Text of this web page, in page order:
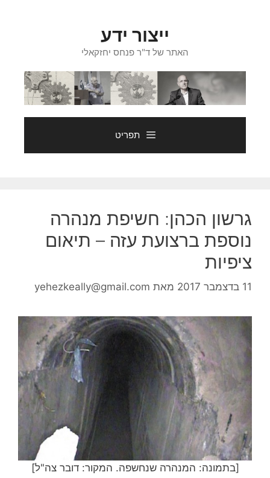
ייצור ידע
האתר של ד"ר פנחס יחזקאלי
תפריט
גרשון הכהן: חשיפת מנהרה
נוספת ברצועת עזה – תיאום
ציפיות
11 בדצמבר 2017 מאת yehezkeally@gmail.com
[בתמונה: המנהרה שנחשפה. המקור: דובר צה"ל]